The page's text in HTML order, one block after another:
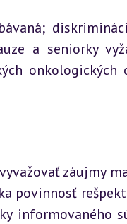
a seniorky
onkologických
záujmy
povinnosť
informovaného